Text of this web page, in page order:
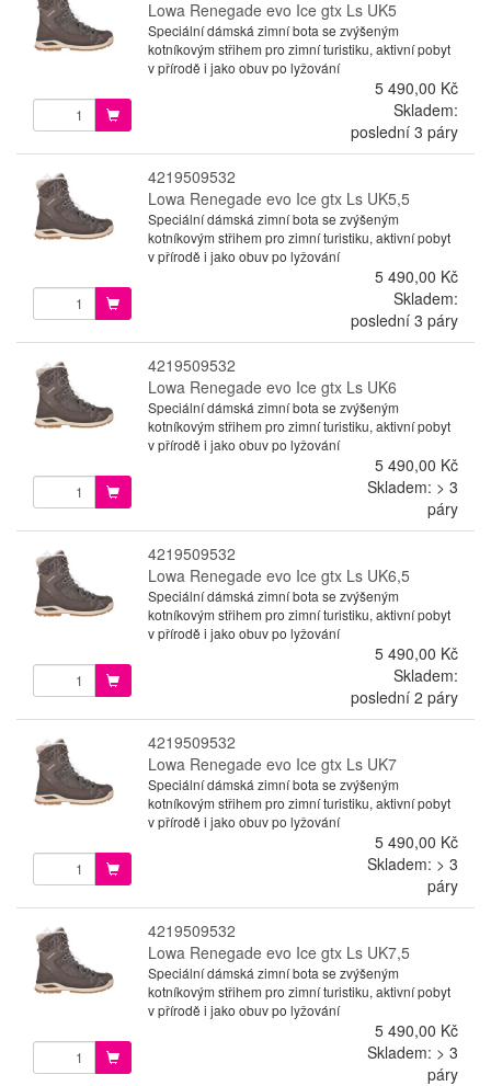
Lowa Renegade evo Ice gtx Ls UK5
Speciální dámská zimní bota se zvýšeným
kotníkovým střihem pro zimní turistiku, aktivní pobyt
v přírodě i jako obuv po lyžování
5 490,00 Kč
Skladem:
poslední 3 páry
4219509532
Lowa Renegade evo Ice gtx Ls UK5,5
Speciální dámská zimní bota se zvýšeným
kotníkovým střihem pro zimní turistiku, aktivní pobyt
v přírodě i jako obuv po lyžování
5 490,00 Kč
Skladem:
poslední 3 páry
4219509532
Lowa Renegade evo Ice gtx Ls UK6
Speciální dámská zimní bota se zvýšeným
kotníkovým střihem pro zimní turistiku, aktivní pobyt
v přírodě i jako obuv po lyžování
5 490,00 Kč
Skladem: > 3
páry
4219509532
Lowa Renegade evo Ice gtx Ls UK6,5
Speciální dámská zimní bota se zvýšeným
kotníkovým střihem pro zimní turistiku, aktivní pobyt
v přírodě i jako obuv po lyžování
5 490,00 Kč
Skladem:
poslední 2 páry
4219509532
Lowa Renegade evo Ice gtx Ls UK7
Speciální dámská zimní bota se zvýšeným
kotníkovým střihem pro zimní turistiku, aktivní pobyt
v přírodě i jako obuv po lyžování
5 490,00 Kč
Skladem: > 3
páry
4219509532
Lowa Renegade evo Ice gtx Ls UK7,5
Speciální dámská zimní bota se zvýšeným
kotníkovým střihem pro zimní turistiku, aktivní pobyt
v přírodě i jako obuv po lyžování
5 490,00 Kč
Skladem: > 3
páry